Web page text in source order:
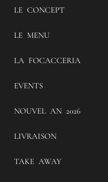
LE CONCEPT
LE MENU
LA FOCACCERIA
EVENTS
NOUVEL AN 2026
LIVRAISON
TAKE AWAY